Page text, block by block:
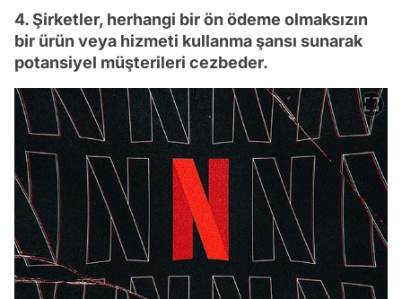
4. Şirketler, herhangi bir ön ödeme olmaksızın
bir ürün veya hizmeti kullanma şansı sunarak
potansiyel müşterileri cezbeder.